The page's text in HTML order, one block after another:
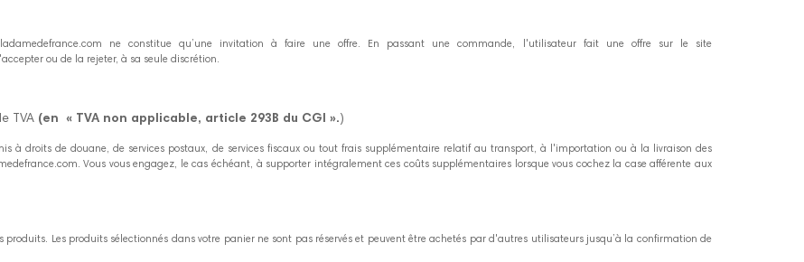
ne constitue qu’une invitation à faire une offre. En passant une commande, l'utilisateur fait une offre sur le site
ou de la rejeter, à sa seule discrétion.
TVA (en « TVA non applicable, article 293B du CGI ». )
à droits de douane, de services postaux, de services fiscaux ou tout frais supplémentaire relatif au transport, à l'importation ou à la livraison des
Vous vous engagez, le cas échéant, à supporter intégralement ces coûts supplémentaires lorsque vous cochez la case afférente aux
Les produits sélectionnés dans votre panier ne sont pas réservés et peuvent être achetés par d'autres utilisateurs jusqu’à la confirmation de